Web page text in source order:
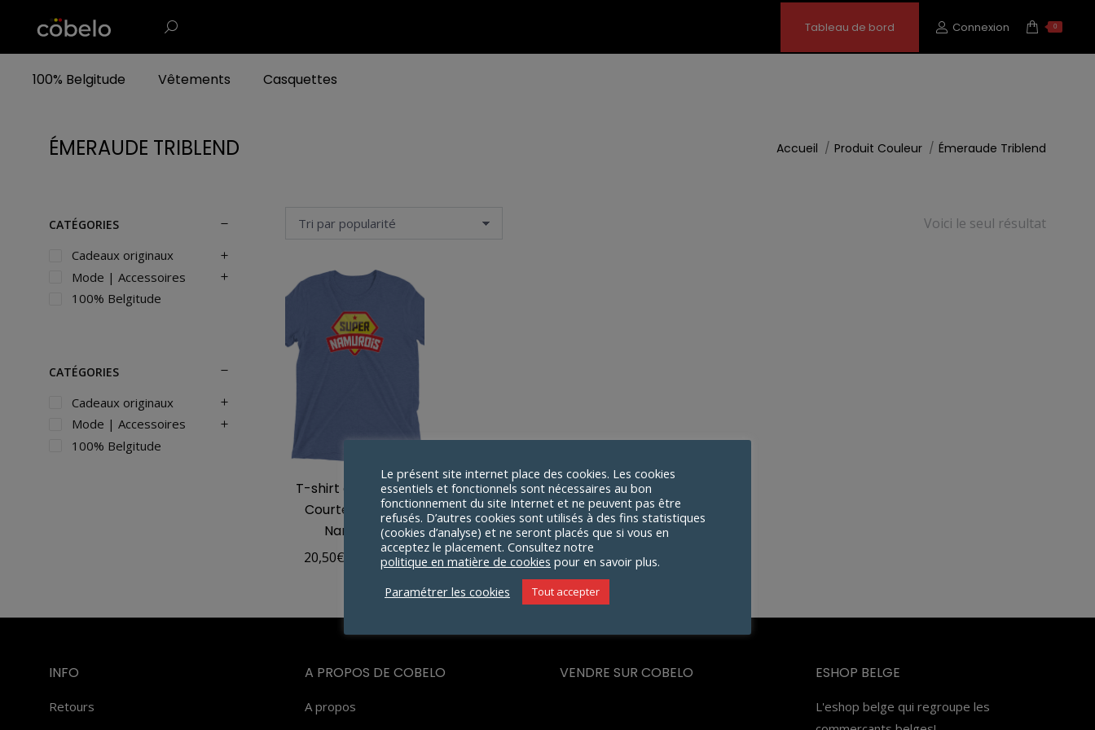
Tableau de bord Connexion 0
100% Belgitude Vêtements Casquettes
ÉMERAUDE TRIBLEND Vous êtes ici :
Accueil Produit Couleur Émeraude Triblend
Voici le seul résultat
T-shirt à Manches
Courtes | Super
Namurois
20,50€ 27,00€Plage
prix :
27,00€
CATÉGORIES
Cadeaux originaux
Mode | Accessoires
100% Belgitude
CATÉGORIES
Cadeaux originaux
Mode | Accessoires
100% Belgitude
INFO
Retours
A PROPOS DE COBELO
A propos
VENDRE SUR COBELO ESHOP BELGE
L'eshop belge qui regroupe les
Le présent site internet place des cookies. Les cookies
essentiels et fonctionnels sont nécessaires au bon
fonctionnement du site Internet et ne peuvent pas être
refusés. D’autres cookies sont utilisés à des fins statistiques
(cookies d’analyse) et ne seront placés que si vous en
acceptez le placement. Consultez notre
politique en matière de cookies pour en savoir plus.
Paramétrer les cookies
Tout accepter